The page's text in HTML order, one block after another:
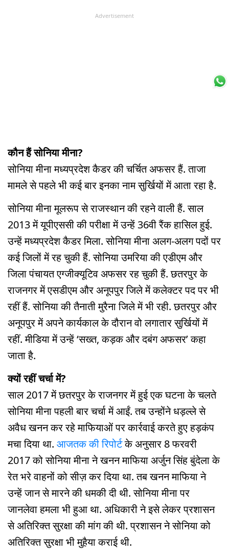
Advertisement
कौन हैं सोनिया मीना?
सोनिया मीना मध्यप्रदेश कैडर की चर्चित अफसर हैं. ताजा
मामले से पहले भी कई बार इनका नाम सुर्खियों में आता रहा है.
सोनिया मीना मूलरूप से राजस्थान की रहने वाली हैं. साल
2013 में यूपीएससी की परीक्षा में उन्हें 36वी रैंक हासिल हुई.
उन्हें मध्यप्रदेश कैडर मिला. सोनिया मीना अलग-अलग पदों पर
कई जिलों में रह चुकी हैं. सोनिया उमरिया की एडीएम और
जिला पंचायत एग्जीक्यूटिव अफसर रह चुकी हैं. छतरपुर के
राजनगर में एसडीएम और अनूपपुर जिले में कलेक्टर पद पर भी
रहीं हैं. सोनिया की तैनाती मुरैना जिले में भी रही. छतरपुर और
अनूपपुर में अपने कार्यकाल के दौरान वो लगातार सुर्खियों में
रहीं. मीडिया में उन्हें ‘सख्त, कड़क और दबंग अफसर’ कहा
जाता है.
क्यों रहीं चर्चा में?
साल 2017 में छतरपुर के राजनगर में हुई एक घटना के चलते
सोनिया मीना पहली बार चर्चा में आईं. तब उन्होंने धड़ल्ले से
अवैध खनन कर रहे माफियाओं पर कार्रवाई करते हुए हड़कंप
मचा दिया था. आजतक की रिपोर्टके अनुसार 8 फरवरी
2017 को सोनिया मीना ने खनन माफिया अर्जुन सिंह बुंदेला के
रेत भरे वाहनों को सीज़ कर दिया था. तब खनन माफिया ने
उन्हें जान से मारने की धमकी दी थी. सोनिया मीना पर
जानलेवा हमला भी हुआ था. अधिकारी ने इसे लेकर प्रशासन
से अतिरिक्त सुरक्षा की मांग की थी. प्रशासन ने सोनिया को
अतिरिक्त सुरक्षा भी मुहैया कराई थी.